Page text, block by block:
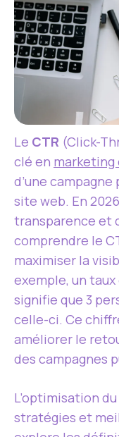
Le CTR (Click-
clé en marketing
d’une
site web. En
transparence et
comprendre le
maximiser la
exemple, un
signifie que 3
celle-ci. Ce
améliorer le
des campagnes
L’optimisation
stratégies et